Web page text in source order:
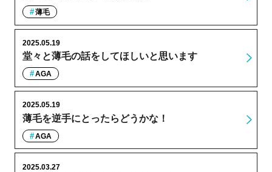
薄毛
堂々と薄毛の話をしてほしいと思います
2025.05.19
AGA
薄毛を逆手にとったらどうかな！
2025.05.19
AGA
2025.03.27